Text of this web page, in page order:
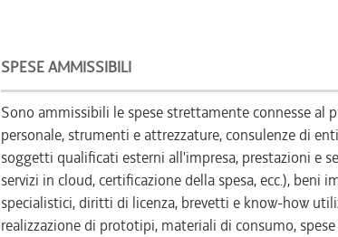
SPESE AMMISSIBILI
Sono ammissibili le spese strettamente connesse al
personale, strumenti e attrezzature, consulenze di
soggetti qualificati esterni all'impresa, prestazioni e
servizi in cloud, certificazione della spesa, ecc.), beni
specialistici, diritti di licenza, brevetti e know-how
realizzazione di prototipi, materiali di consumo, spese